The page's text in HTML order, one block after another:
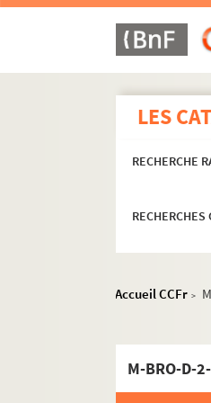
LES
RECHERCHE
RECHERCHES
Accueil CCFr >
M-BRO-D-